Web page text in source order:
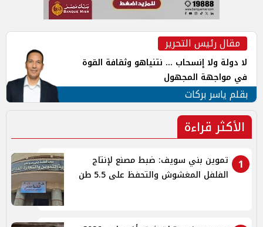
مقال رئيس التحرير
لا دولة ولا إنسحاب ... نتنياهو وثقافة القوة
في مواجهة المجهول
بقلم ياسر بركات
الأكثر قراءة
1
تموين بني سويف: ضبط مصنع لإنتاج
الفلفل المغشوش والتحفظ على 5.5 طن